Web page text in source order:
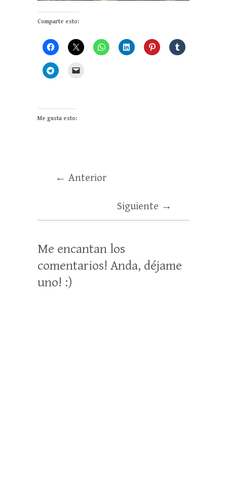
Comparte esto:
Me gusta esto:
← Anterior
Siguiente →
Me encantan los
comentarios! Anda, déjame
uno! :)